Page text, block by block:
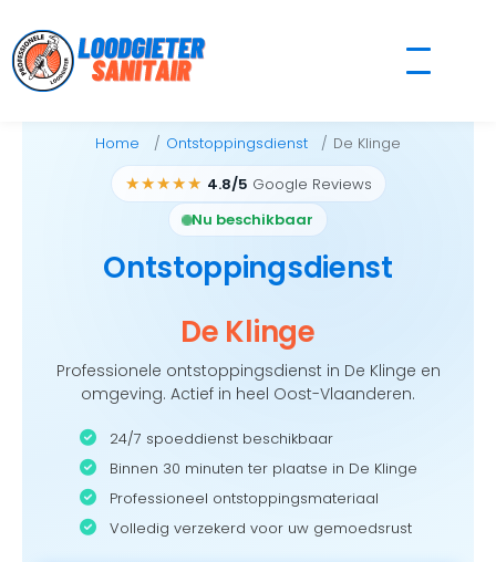
to
content
Home Ontstoppingsdienst De Klinge
★★★★★ 4.8/5 Google Reviews
Nu beschikbaar
Ontstoppingsdienst
De Klinge
Professionele ontstoppingsdienst in De Klinge en
omgeving. Actief in heel Oost-Vlaanderen.
24/7 spoeddienst beschikbaar
Binnen 30 minuten ter plaatse in De Klinge
Professioneel ontstoppingsmateriaal
Volledig verzekerd voor uw gemoedsrust